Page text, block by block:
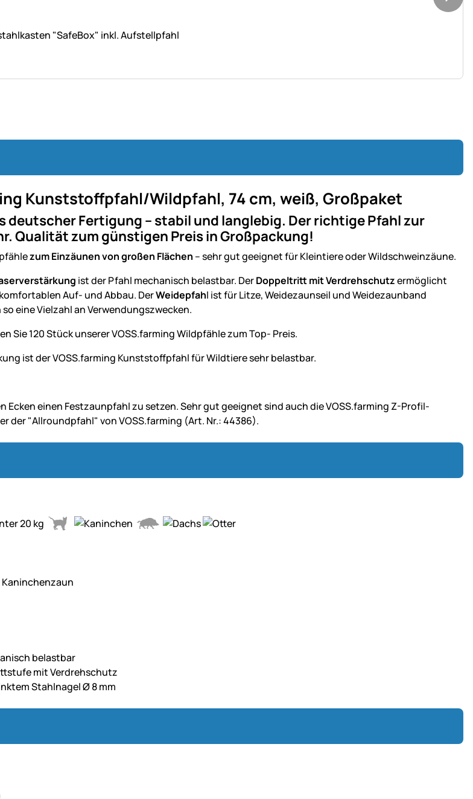
"SafeBox" inkl. Aufstellpfahl
Kunststoffpfahl/Wildpfahl, 74 cm, weiß, Großpaket
deutscher Fertigung – stabil und langlebig. Der richtige Pfahl zur
Qualität zum günstigen Preis in Großpackung!
zum Einzäunen von großen Flächen – sehr gut geeignet für Kleintiere oder Wildschweinzäune.
ist der Pfahl mechanisch belastbar. DerDoppeltritt mit Verdrehschutzermöglicht
Auf- und Abbau. DerWeidepfahl ist für Litze, Weidezaunseil und Weidezaunband
eine Vielzahl an Verwendungszwecken.
Sie 120 Stück unserer VOSS.farming Wildpfähle zum Top- Preis.
ist der VOSS.farming Kunststoffpfahl für Wildtiere sehr belastbar.
Ecken einen Festzaunpfahl zu setzen. Sehr gut geeignet sind auch die VOSS.farming Z-Profil-
der "Allroundpfahl" von VOSS.farming (Art. Nr.: 44386).
belastbar
mit Verdrehschutz
Stahlnagel Ø 8 mm